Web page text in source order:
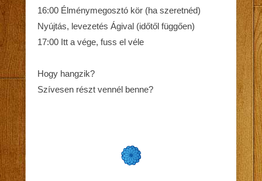
16:00 Élménymegosztó kör (ha szeretnéd)
Nyújtás, levezetés Ágival (időtől függően)
17:00 Itt a vége, fuss el véle
Hogy hangzik?
Szívesen részt vennél benne?